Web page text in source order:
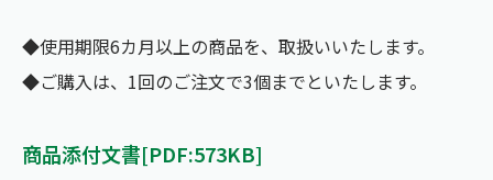
◆使用期限6カ月以上の商品を、取扱いいたします。
◆ご購入は、1回のご注文で3個までといたします。
商品添付文書[PDF:573KB]